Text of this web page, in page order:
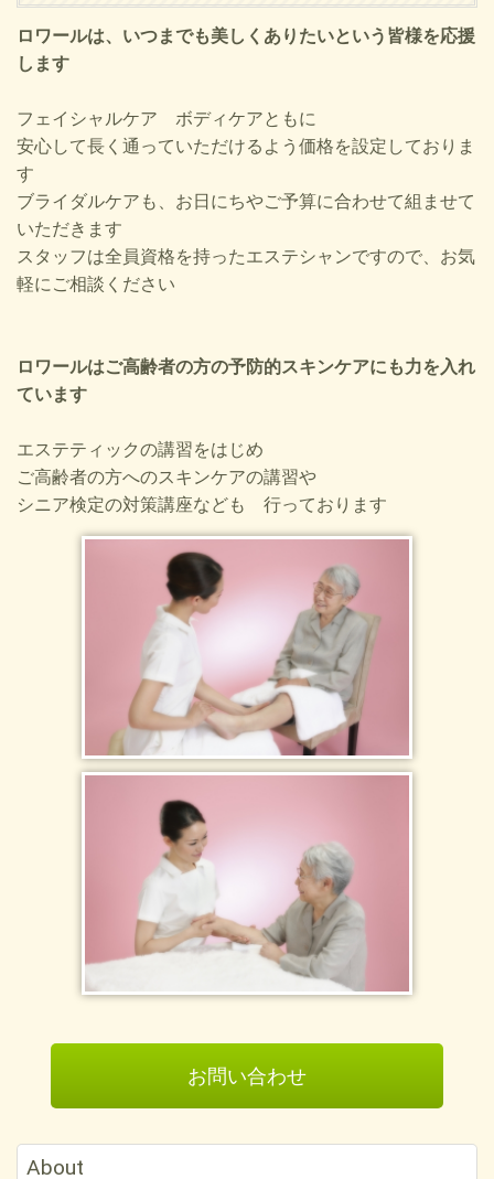
７・８・９月キャンペーン 大人肌の大敵！紫外線に気を付けたい
季節の到来です！紫外線・乾燥からお肌を守りましょう ★美肌コ
ース（デコルテ込み） ￥8,800 → ￥６，６００ お肌の
安定と美白に特化したメニューです。 高濃度ビタミンCも
００ 小鼻や毛穴が気になる方の為に クレイパックで
余分な角質も除去しくすみも改善 ★脱毛が全部位７０％OFF
例）脇 ￥1,500 → ￥４５０ 膝下(前)
￥5,300 → ￥１，５９０ ★メイクの上からでも使える全身用
UVスプレーやUVクリームなど 今必要なUVケア商品もすべて１
０％OFF
2024.04.04
保湿と癒しの・・・ ①オーガンテリアフェイシャル
￥6,800→￥４，８００ お肌自体の力を上げ肌トラブルのおきな
しい素肌へ ②ボーテロンド（デコルテ込み）￥13,000→￥９，８
００ 日本発・世界一高濃度「膨らませ美容」 若々しさの秘密
は「痩せへのケア」 答えは部分的ボリュームアップ”部分太
り”が実現するエイジングケア・魔法の美容液ボーテロンド
新年あけましておめでとうございます。今年もよろしくお願いし
ます。 新春お年玉メニュー ★オーガニックフェイシャル（デコル
テ込み） ￥４，８００ オーガンテリアで肌も心も美しく、肌
自体の力を上げ肌トラブルのおきない肌を作る。心身をとくほぐ
し、本来の美しい素肌へ ★毛穴レスフェイシャル（毛穴のクレン
ジング・引き締めクレイパック込み） 気になる鼻や毛穴の開き
など、ザラザラ凸凹毛穴がつるつるピカピカに！ ★店内商品 全
１０％OFF ※本年度より商材価格高騰の為、価格変動しておりま
す。 ご迷惑をお掛け致しますが宜しくお願い致します。
10・11・12月キャンペーンのお知らせ ①しみ・くすみが気になる
方の為の特別フェイシャル ￥8,800→￥４，４００ お肌の安定と
美白に特化したメニューです。高濃度ビタミンCを機器で奥深く導
入後、薬用クレイパックで角質・毛穴ケアをを行います。医療外
部品を用いたコースです。 ②ラッシュアディクト ￥６，０００
→￥３，０００ ホームケアの10倍濃度の美容液を導入 発毛の密度
を濃くし育毛を助けます。 ③アイブロウティントライナー（7日
ル ￥７，８００→ １回￥４，５００ ２回コース ￥９，００
０→ ￥８，０００（但し、３０日以内にご利用下さい） シミ、
ロワールは、いつまでも美しくありたいという皆様を応援
します
フェイシャルケア ボディケアともに
安心して長く通っていただけるよう価格を設定しておりま
す
ブライダルケアも、お日にちやご予算に合わせて組ませて
いただきます
スタッフは全員資格を持ったエステシャンですので、お気
軽にご相談ください
ロワールはご高齢者の方の予防的スキンケアにも力を入れ
ています
エステティックの講習をはじめ
ご高齢者の方へのスキンケアの講習や
シニア検定の対策講座なども 行っております
お問い合わせ
About